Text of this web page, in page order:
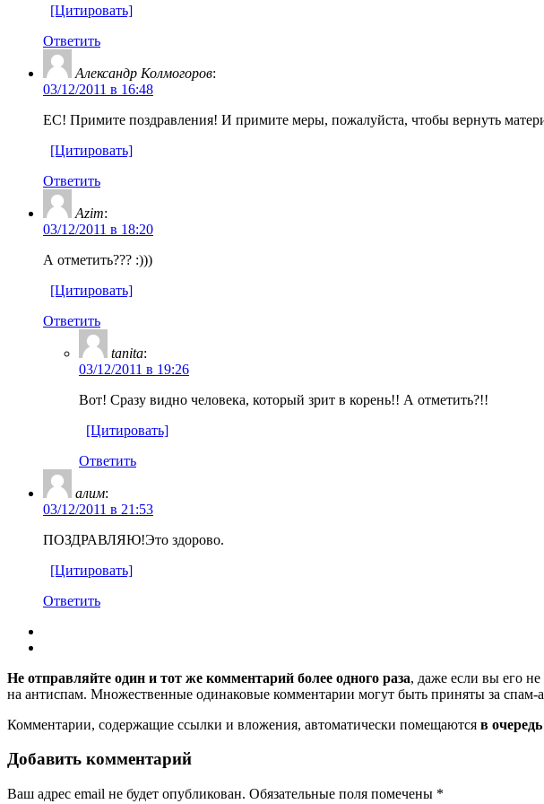
[Цитировать]
Ответить
Александр Колмогоров:
03/12/2011 в 16:48
ЕС! Примите поздравления! И примите меры, пожалуйста, чтобы вернуть
[Цитировать]
Ответить
Azim:
03/12/2011 в 18:20
А отметить??? :)))
[Цитировать]
Ответить
tanita:
03/12/2011 в 19:26
Вот! Сразу видно человека, который зрит в корень!! А отметить?!!
[Цитировать]
Ответить
алим:
03/12/2011 в 21:53
ПОЗДРАВЛЯЮ!Это здорово.
[Цитировать]
Ответить
Не отправляйте один и тот же комментарий более одного раза, даже если вы его
на антиспам. Множественные одинаковые комментарии могут быть приняты за спам-
Комментарии, содержащие ссылки и вложения, автоматически помещаются в
Добавить комментарий
Ваш адрес email не будет опубликован. Обязательные поля помечены *